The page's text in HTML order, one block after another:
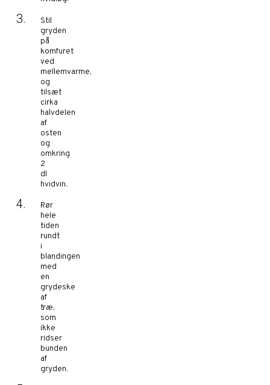
Stil
gryden
på
komfuret
ved
mellemvarme,
og
tilsæt
cirka
halvdelen
af
osten
og
omkring
2
dl
hvidvin.
Rør
hele
tiden
rundt
i
blandingen
med
en
grydeske
af
træ,
som
ikke
ridser
bunden
af
gryden.